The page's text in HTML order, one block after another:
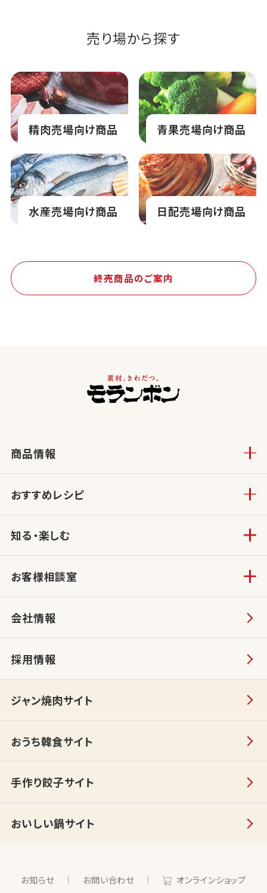
売り場から探す
精肉売場向け商品 青果売場向け商品
水産売場向け商品 日配売場向け商品
終売商品のご案内
商品情報
おすすめレシピ
知る・楽しむ
お客様相談室
会社情報
採用情報
ジャン焼肉サイト
おうち韓食サイト
手作り餃子サイト
おいしい鍋サイト
お知らせ お問い合わせ オンラインショップ